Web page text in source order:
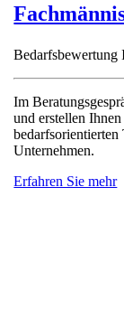
Bedarfsbewertung
Im
und erstellen
Unternehmen.
Erfahren Sie mehr